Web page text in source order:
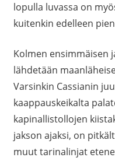
lopulla luvassa on
kuitenkin edelleen
Kolmen ensimmäisen
lähdetään
Varsinkin Cassianin
kaappauskeikalta
kapinallistollojen
jakson ajaksi, on
muut tarinalinjat